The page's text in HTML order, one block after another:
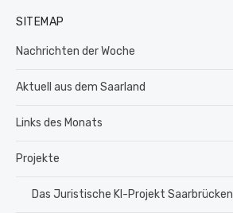
SITEMAP
Nachrichten der Woche
Aktuell aus dem Saarland
Links des Monats
Projekte
Das Juristische KI-Projekt Saarbrücken